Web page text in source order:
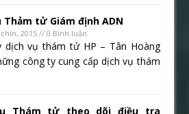
Thảm tử Giám định ADN
2015 // 0 Bình luận
dịch vụ thám tử HP – Tân Hoàng
công ty cung cấp dịch vụ thám
Thám tử theo dõi điều tra